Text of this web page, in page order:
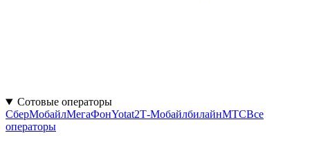
Сотовые операторы
СберМобайлМегаФонYotat2Т‑МобайлбилайнМТСВсе
операторы